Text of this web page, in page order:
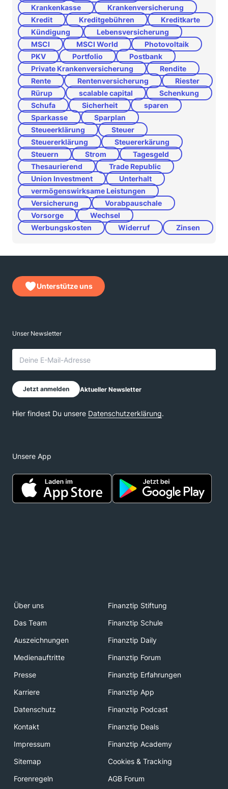
Krankenkasse
Krankenversicherung
Kredit
Kreditgebühren
Kreditkarte
Kündigung
Lebensversicherung
MSCI
MSCI World
Photovoltaik
PKV
Portfolio
Postbank
Private Krankenversicherung
Rendite
Rente
Rentenversicherung
Riester
Rürup
scalable capital
Schenkung
Schufa
Sicherheit
sparen
Sparkasse
Sparplan
Steueerklärung
Steuer
Steuererklärung
Steuererkärung
Steuern
Strom
Tagesgeld
Thesaurierend
Trade Republic
Union Investment
Unterhalt
vermögenswirksame Leistungen
Versicherung
Vorabpauschale
Vorsorge
Wechsel
Werbungskosten
Widerruf Zinsen
Unterstütze uns
Unsere App
Über uns
Finanztip Stiftung
Das Team
Finanztip Schule
Auszeichnungen
Finanztip Daily
Medienauftritte
Finanztip Forum
Presse
Finanztip Erfahrungen
Karriere
Finanztip App
Datenschutz
Finanztip Podcast
Kontakt
Finanztip Deals
Impressum
Finanztip Academy
Sitemap
Cookies & Tracking
Forenregeln
AGB Forum